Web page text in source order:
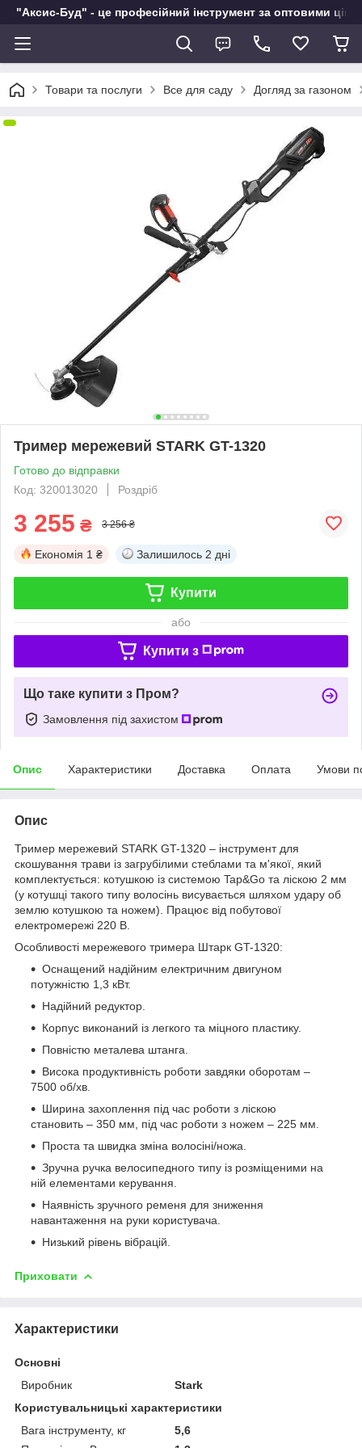
"Аксис-Буд" - це професійний інструмент за оптовими
Товари та послуги Все для саду Догляд за газоном
Тример мережевий STARK GT-1320
Готово до відправки
Код: 320013020
Роздріб
3 255 ₴ 3 256 ₴
Економія 1 ₴ Залишилось 2 дні
Купити
або
Купити з
Що таке купити з Пром?
Замовлення під захистом
Опис Характеристики Доставка Оплата Умови
Опис
Тример мережевий STARK GT-1320 – інструмент для
скошування трави із загрубілими стеблами та м'якої, який
комплектується: котушкою із системою Tap&Go та ліскою 2 мм
(у котушці такого типу волосінь висувається шляхом удару об
землю котушкою та ножем). Працює від побутової
електромережі 220 В.
Особливості мережевого тримера Штарк GT-1320:
Оснащений надійним електричним двигуном
потужністю 1,3 кВт.
Надійний редуктор.
Корпус виконаний із легкого та міцного пластику.
Повністю металева штанга.
Висока продуктивність роботи завдяки оборотам –
7500 об/хв.
Ширина захоплення під час роботи з ліскою
становить – 350 мм, під час роботи з ножем – 225 мм.
Проста та швидка зміна волосіні/ножа.
Зручна ручка велосипедного типу із розміщеними на
ній елементами керування.
Наявність зручного ременя для зниження
навантаження на руки користувача.
Низький рівень вібрацій.
Приховати
Характеристики
Основні
Виробник
Stark
Користувальницькі характеристики
Вага інструменту, кг
5,6